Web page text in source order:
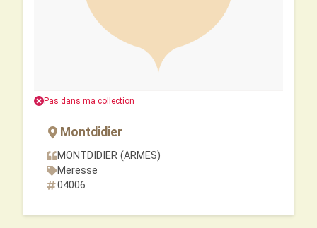
Pas dans ma collection
Montdidier
MONTDIDIER (ARMES)
Meresse
04006